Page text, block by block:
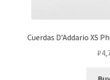
Cuerdas D’Addario XS
₽